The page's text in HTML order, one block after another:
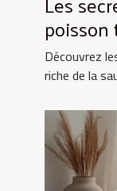
et ses
Découvrez
riche de la